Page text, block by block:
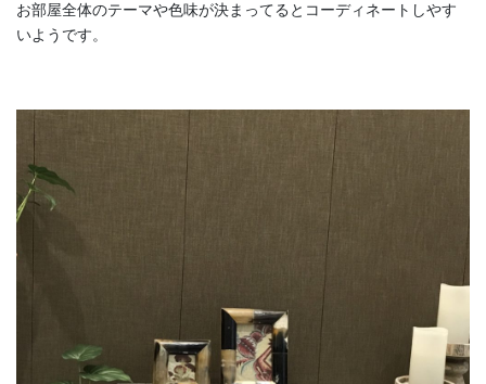
お部屋全体のテーマや色味が決まってるとコーディネートしやす
いようです。